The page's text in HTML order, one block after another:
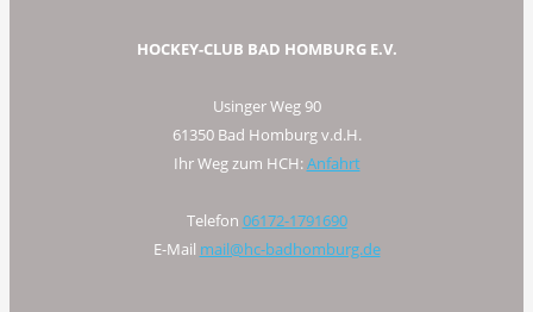
HOCKEY-CLUB BAD HOMBURG E.V.
Usinger Weg 90
61350 Bad Homburg v.d.H.
Ihr Weg zum HCH:Anfahrt
Telefon 06172-1791690
E-Mail mail@hc-badhomburg.de